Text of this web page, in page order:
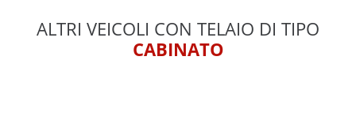
ALTRI VEICOLI CON TELAIO DI TIPO
CABINATO